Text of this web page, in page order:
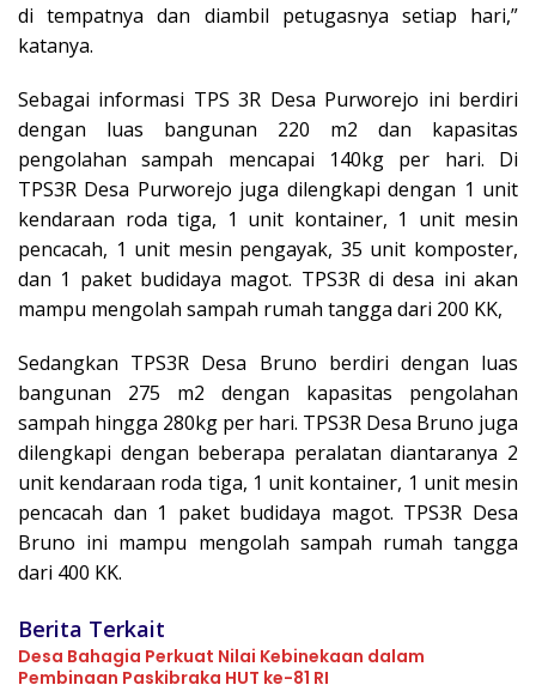
di tempatnya dan diambil petugasnya setiap hari,”
katanya.
Sebagai informasi TPS 3R Desa Purworejo ini berdiri
dengan luas bangunan 220 m2 dan kapasitas
pengolahan sampah mencapai 140kg per hari. Di
TPS3R Desa Purworejo juga dilengkapi dengan 1 unit
kendaraan roda tiga, 1 unit kontainer, 1 unit mesin
pencacah, 1 unit mesin pengayak, 35 unit komposter,
dan 1 paket budidaya magot. TPS3R di desa ini akan
mampu mengolah sampah rumah tangga dari 200 KK,
Sedangkan TPS3R Desa Bruno berdiri dengan luas
bangunan 275 m2 dengan kapasitas pengolahan
sampah hingga 280kg per hari. TPS3R Desa Bruno juga
dilengkapi dengan beberapa peralatan diantaranya 2
unit kendaraan roda tiga, 1 unit kontainer, 1 unit mesin
pencacah dan 1 paket budidaya magot. TPS3R Desa
Bruno ini mampu mengolah sampah rumah tangga
dari 400 KK.
Berita Terkait
Desa Bahagia Perkuat Nilai Kebinekaan dalam
Pembinaan Paskibraka HUT ke-81 RI